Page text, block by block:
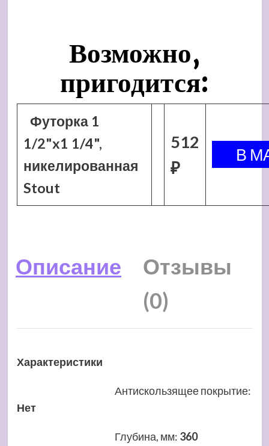
Возможно,
пригодится:
Футорка 1
1/2"x1 1/4",
никелированная
Stout
512
₽
Описание
Отзывы
(0)
Характеристики
Антискользящее покрытие:
Нет
Глубина, мм: 360